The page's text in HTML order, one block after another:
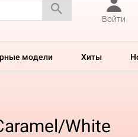
Войти
модели Хиты
White